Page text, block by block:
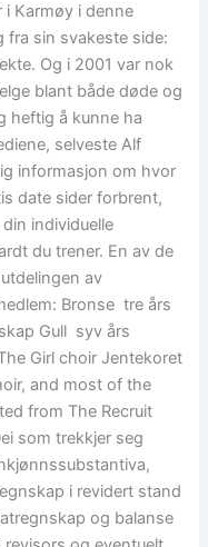
Karmøy i denne
fra sin svakeste side:
Og i 2001 var nok
blant både døde og
heftig å kunne ha
selveste Alf
informasjon om hvor
date sider forbrent,
individuelle
du trener. En av de
av
Bronse  tre års
Gull  syv års
Girl choir Jentekoret
and most of the
from The Recruit
som trekkjer seg
i revidert stand
og balanse